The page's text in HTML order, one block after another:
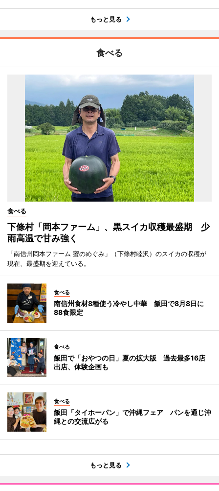
もっと見る
食べる
食べる
下條村「岡本ファーム」、黒スイカ収穫最盛期 少
雨高温で甘み強く
「南信州岡本ファーム 蜜のめぐみ」（下條村睦沢）のスイカの収穫が
現在、最盛期を迎えている。
食べる
南信州食材8種使う冷やし中華 飯田で8月8日に
88食限定
食べる
飯田で「おやつの日」夏の拡大版 過去最多16店
出店、体験企画も
食べる
飯田「タイホーパン」で沖縄フェア パンを通じ沖
縄との交流広がる
もっと見る